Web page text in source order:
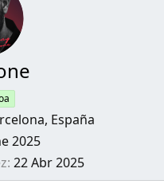
España
2025
22 Abr 2025